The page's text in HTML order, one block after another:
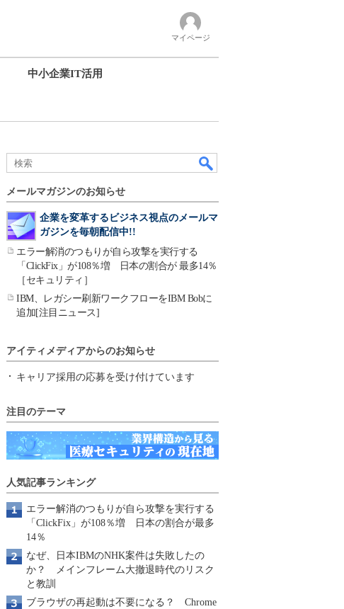
マイページ
中小企業IT活用
メールマガジンのお知らせ
企業を変革するビジネス視点のメールマ
ガジンを毎朝配信中!!
エラー解消のつもりが自ら攻撃を実行する
「ClickFix」が108％増 日本の割合が 最多14％
［セキュリティ］
IBM、レガシー刷新ワークフローをIBM Bobに
追加[注目ニュース]
アイティメディアからのお知らせ
キャリア採用の応募を受け付けています
注目のテーマ
人気記事ランキング
エラー解消のつもりが自ら攻撃を実行する
「ClickFix」が108％増 日本の割合が最多
14％
なぜ、日本IBMのNHK案件は失敗したの
か？ メインフレーム大撤退時代のリスク
と教訓
ブラウザの再起動は不要になる？ Chrome